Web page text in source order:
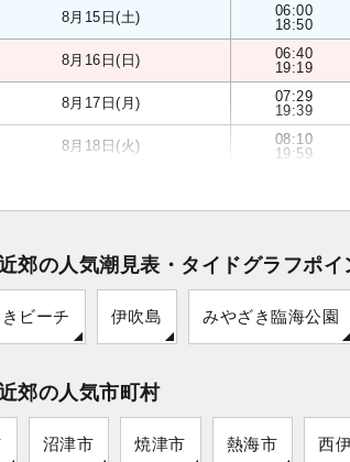
8月15日(土)
06:00
18:50
8月16日(日)
06:40
19:19
8月17日(月)
07:29
19:39
8月18日(火)
08:10
19:59
郊の人気潮見表・タイドグラフポイ
ビーチ 伊吹島 みやざき臨海公園
郊の人気市町村
沼津市 焼津市 熱海市 西